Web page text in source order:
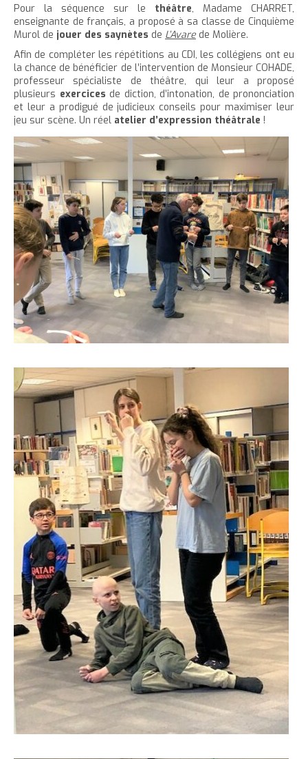
h
è
c
l
e
a
c
u
e
i
l
t
e
l
a
t
a
i
l
e
d
u
t
e
x
t
e
e
r
a
t
a
i
l
d
u
t
e
x
t
e
e
r
c
e
t
t
e
p
a
e
e
r
c
e
c
o
n
t
e
u
Pour la séquence sur le théâtre, Madame CHARRET,
enseignante de français, a proposé à sa classe de Cinquième
Murol de jouer des saynètes de L’Avare de Molière.
Afin de compléter les répétitions au CDI, les collégiens ont eu
la chance de bénéficier de l’intervention de Monsieur COHADE,
professeur spécialiste de théâtre, qui leur a proposé
plusieurs exercices de diction, d’intonation, de prononciation
et leur a prodigué de judicieux conseils pour maximiser leur
jeu sur scène. Un réel atelier d’expression théâtrale !